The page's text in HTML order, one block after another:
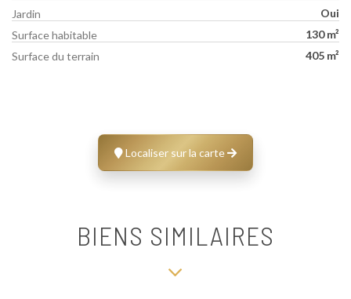
Jardin
Oui
Surface habitable
130 m²
Surface du terrain
405 m²
Localiser sur la carte
BIENS SIMILAIRES